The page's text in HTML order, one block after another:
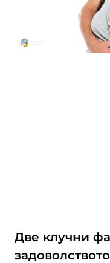
Две клучни
задоволството